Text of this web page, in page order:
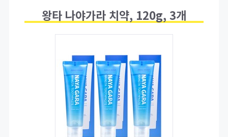
왕타 나야가라 치약, 120g, 3개